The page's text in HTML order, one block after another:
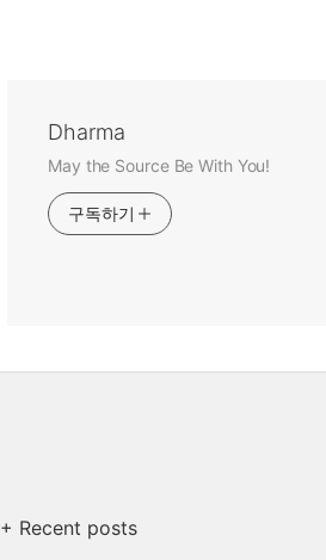
Dharma
May the Source Be With You!
구독하기
+ Recent posts